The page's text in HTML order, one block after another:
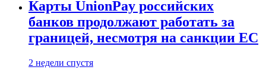
Карты UnionPay российских
банков продолжают работать за
границей, несмотря на санкции ЕС
2 недели спустя